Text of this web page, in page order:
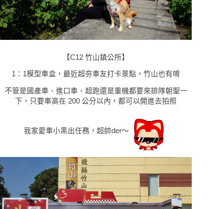
【C12 竹山鎮公所】
1 ： 1模型車盒，最近超夯車友打卡景點，竹山也有唷
不管是國產車、進口車、超跑還是重機都要來排隊朝聖一
下，只要車高在 200 公分以內，都可以開進去拍照
我家愛車小黑出任務，超帥der〜